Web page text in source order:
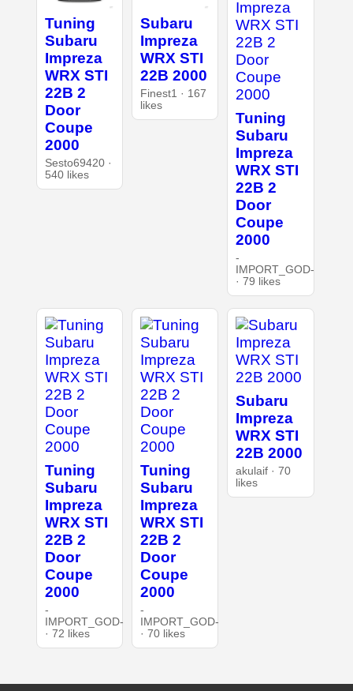
Tuning
Subaru
Impreza
WRX STI
22B 2
Door
Coupe
2000
Sesto69420 ·
540 likes
Subaru
Impreza
WRX STI
22B 2000
Finest1 · 167
likes
Tuning
Subaru
Impreza
WRX STI
22B 2
Door
Coupe
2000
-
IMPORT_GOD-
· 79 likes
Tuning
Subaru
Impreza
WRX STI
22B 2
Door
Coupe
2000
-
IMPORT_GOD-
· 72 likes
Tuning
Subaru
Impreza
WRX STI
22B 2
Door
Coupe
2000
-
IMPORT_GOD-
· 70 likes
Subaru
Impreza
WRX STI
22B 2000
akulaif · 70
likes